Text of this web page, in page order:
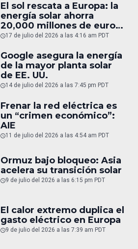
El sol rescata a Europa: la
energía solar ahorra
20,000 millones de euros
en gas
17 de julio del 2026 a las 4:16 am PDT
Google asegura la energía
de la mayor planta solar
de EE. UU.
14 de julio del 2026 a las 7:45 pm PDT
Frenar la red eléctrica es
un “crimen económico”:
AIE
11 de julio del 2026 a las 4:54 am PDT
Ormuz bajo bloqueo: Asia
acelera su transición solar
9 de julio del 2026 a las 6:15 pm PDT
El calor extremo duplica el
gasto eléctrico en Europa
9 de julio del 2026 a las 7:39 am PDT